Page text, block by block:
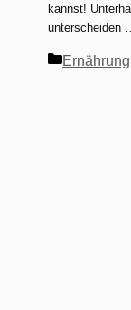
kannst!
unterscheiden
Kategorien
Ernährung